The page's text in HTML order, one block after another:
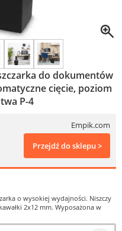
do dokumentów
cięcie, poziom
P-4
Empik.com
Przejdź do sklepu >
o wysokiej wydajności. Niszczy
2x12 mm. Wyposażona w